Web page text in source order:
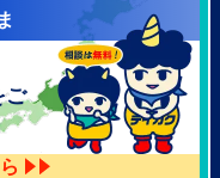
ご